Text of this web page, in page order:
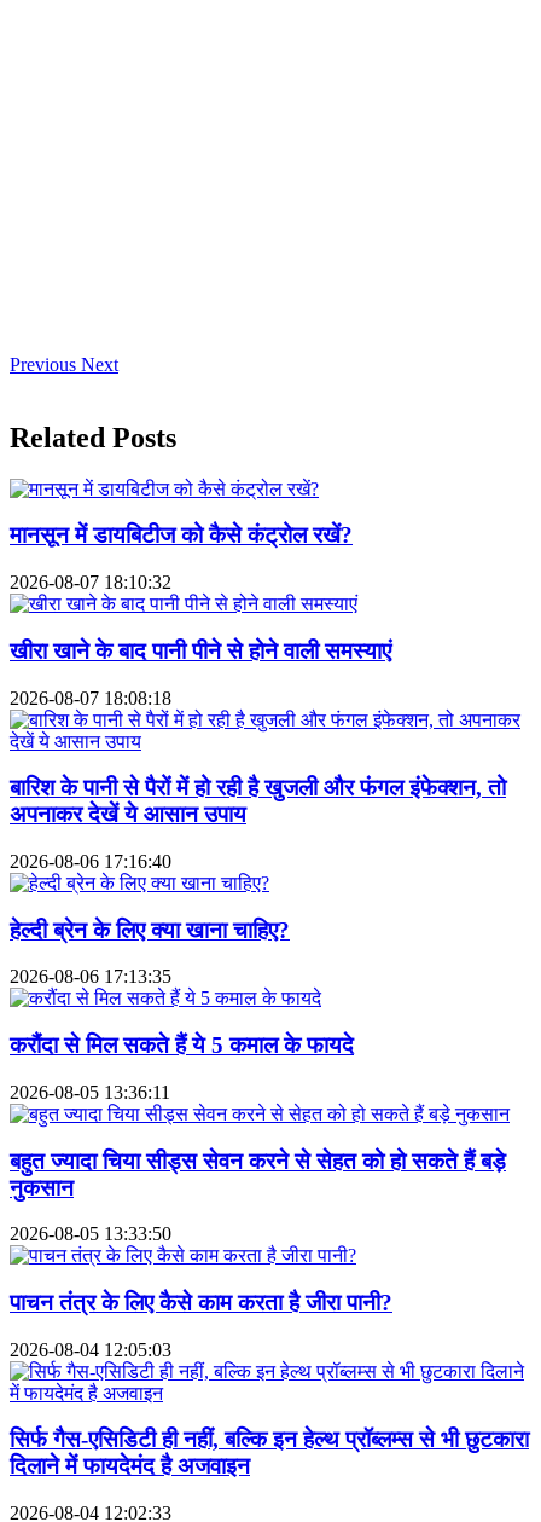
Previous Next
Related Posts
मानसून में डायबिटीज को कैसे कंट्रोल रखें?
2026-08-07 18:10:32
खीरा खाने के बाद पानी पीने से होने वाली समस्याएं
2026-08-07 18:08:18
बारिश के पानी से पैरों में हो रही है खुजली और फंगल इंफेक्शन, तो
अपनाकर देखें ये आसान उपाय
2026-08-06 17:16:40
हेल्दी ब्रेन के लिए क्या खाना चाहिए?
2026-08-06 17:13:35
करौंदा से मिल सकते हैं ये 5 कमाल के फायदे
2026-08-05 13:36:11
बहुत ज्यादा चिया सीड्स सेवन करने से सेहत को हो सकते हैं बड़े
नुकसान
2026-08-05 13:33:50
पाचन तंत्र के लिए कैसे काम करता है जीरा पानी?
2026-08-04 12:05:03
सिर्फ गैस-एसिडिटी ही नहीं, बल्कि इन हेल्थ प्रॉब्लम्स से भी छुटकारा
दिलाने में फायदेमंद है अजवाइन
2026-08-04 12:02:33